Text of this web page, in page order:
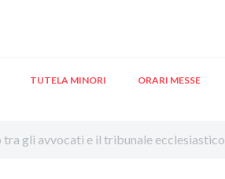
TUTELA MINORI ORARI MESSE
tra gli avvocati e il tribunale ecclesiastico